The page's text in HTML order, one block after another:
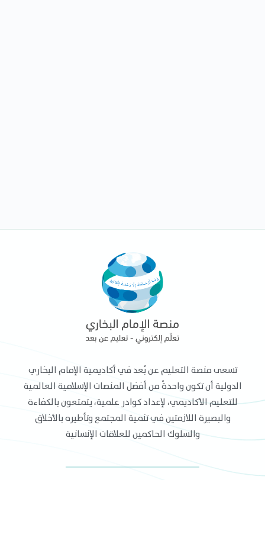
تسعى منصة التعليم عن بُعد في أكاديمية الإمام البخاري
الدولية أن تكون واحدةً من أفضل المنصات الإسلامية العالمية
للتعليم الأكاديمي، لإعداد كوادر علمية، يتمتعون بالكفاءة
والبصيرة اللازمتين في تنمية المجتمع وتأطيره بالأخلاق
والسلوك الحاكمين للعلاقات الإنسانية